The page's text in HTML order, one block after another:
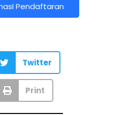
Pendaftaran
Twitter
Print